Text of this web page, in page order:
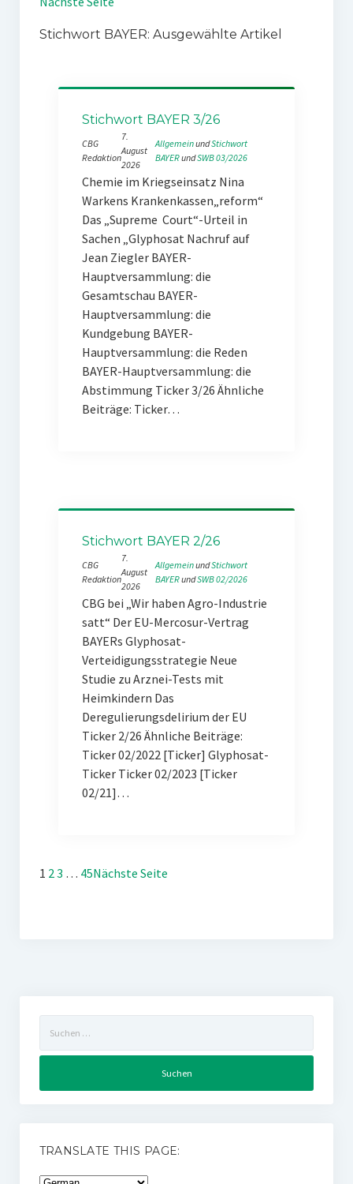
Stichwort BAYER: Ausgewählte Artikel
Stichwort BAYER 3/26
CBG
Redaktion
7.
August
2026
Allgemein und Stichwort
BAYER und SWB 03/2026
Chemie im Kriegseinsatz Nina
Warkens Krankenkassen„reform“
Das „Supreme Court“-Urteil in
Sachen „Glyphosat Nachruf auf
Jean Ziegler BAYER-
Hauptversammlung: die
Gesamtschau BAYER-
Hauptversammlung: die
Kundgebung BAYER-
Hauptversammlung: die Reden
BAYER-Hauptversammlung: die
Abstimmung Ticker 3/26 Ähnliche
Beiträge: Ticker…
Stichwort BAYER 2/26
CBG
Redaktion
7.
August
2026
Allgemein und Stichwort
BAYER und SWB 02/2026
CBG bei „Wir haben Agro-Industrie
satt“ Der EU-Mercosur-Vertrag
BAYERs Glyphosat-
Verteidigungsstrategie Neue
Studie zu Arznei-Tests mit
Heimkindern Das
Deregulierungsdelirium der EU
Ticker 2/26 Ähnliche Beiträge:
Ticker 02/2022 [Ticker] Glyphosat-
Ticker Ticker 02/2023 [Ticker
02/21]…
1 23 … 45Nächste Seite
nach:
TRANSLATE THIS PAGE: